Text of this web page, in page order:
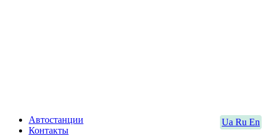
Ua Ru En
Автостанции
Контакты